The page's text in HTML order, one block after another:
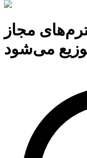
مجاز
می‌شود